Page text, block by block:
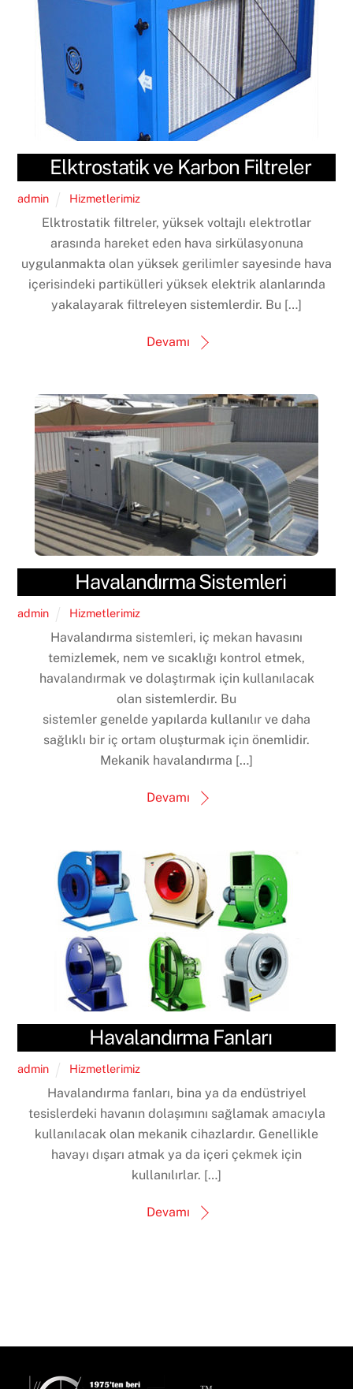
Elktrostatik ve Karbon Filtreler
admin Hizmetlerimiz
Elktrostatik filtreler, yüksek voltajlı elektrotlar
arasında hareket eden hava sirkülasyonuna
uygulanmakta olan yüksek gerilimler sayesinde hava
içerisindeki partikülleri yüksek elektrik alanlarında
yakalayarak filtreleyen sistemlerdir. Bu […]
Devamı
Havalandırma Sistemleri
admin Hizmetlerimiz
Havalandırma sistemleri, iç mekan havasını
temizlemek, nem ve sıcaklığı kontrol etmek,
havalandırmak ve dolaştırmak için kullanılacak
olan sistemlerdir. Bu
sistemler genelde yapılarda kullanılır ve daha
sağlıklı bir iç ortam oluşturmak için önemlidir.
Mekanik havalandırma […]
Devamı
Havalandırma Fanları
admin Hizmetlerimiz
Havalandırma fanları, bina ya da endüstriyel
tesislerdeki havanın dolaşımını sağlamak amacıyla
kullanılacak olan mekanik cihazlardır. Genellikle
havayı dışarı atmak ya da içeri çekmek için
kullanılırlar. […]
Devamı